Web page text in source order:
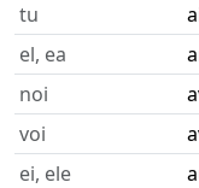
tu
el, ea
noi
voi
ei, ele